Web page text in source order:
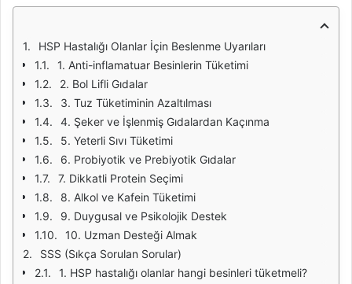
HSP Hastalığı Olanlar İçin Beslenme Uyarıları
1. Anti-inflamatuar Besinlerin Tüketimi
2. Bol Lifli Gıdalar
3. Tuz Tüketiminin Azaltılması
4. Şeker ve İşlenmiş Gıdalardan Kaçınma
5. Yeterli Sıvı Tüketimi
6. Probiyotik ve Prebiyotik Gıdalar
7. Dikkatli Protein Seçimi
8. Alkol ve Kafein Tüketimi
9. Duygusal ve Psikolojik Destek
10. Uzman Desteği Almak
SSS (Sıkça Sorulan Sorular)
1. HSP hastalığı olanlar hangi besinleri tüketmeli?